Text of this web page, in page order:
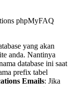
yang akan
anda. Nantinya
database ini saat
prefix tabel
Emails: Jika